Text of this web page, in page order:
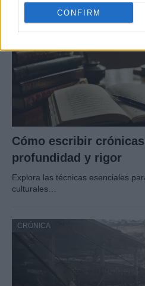
CONFIRM
Cómo escribir
profundidad y rigor
Explora las técnicas esenciales
culturales…
CRÓNICA